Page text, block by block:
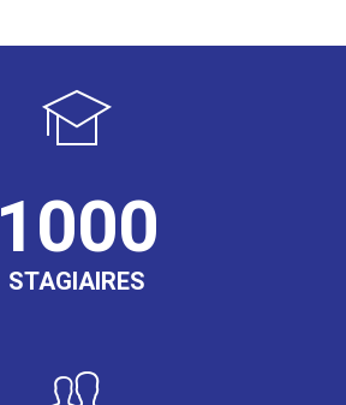
1000
STAGIAIRES